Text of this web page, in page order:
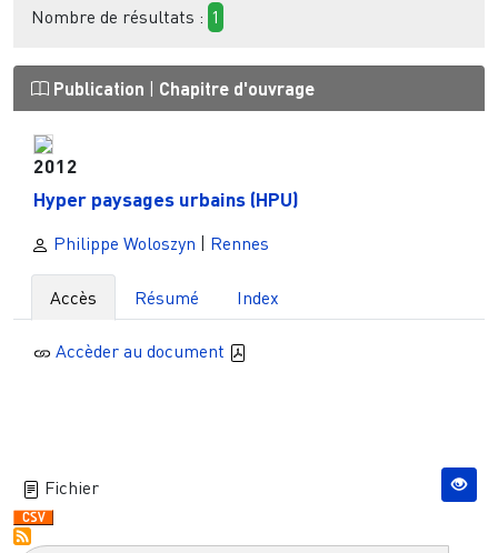
Nombre de résultats : 1
Publication Chapitre d'ouvrage
2012
Hyper paysages urbains (HPU)
Philippe Woloszyn Rennes
Accès Résumé Index
Accèder au document
Fichier